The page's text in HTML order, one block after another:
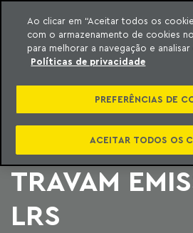
o conteúdo
Machado Meyer
ALTO E
TRAVAM
LRS
Ao clicar em “Aceitar todos os
com o armazenamento de cookies
para melhorar a navegação e
Políticas de privacidade
PREFERÊNCIAS DE
ACEITAR TODOS OS